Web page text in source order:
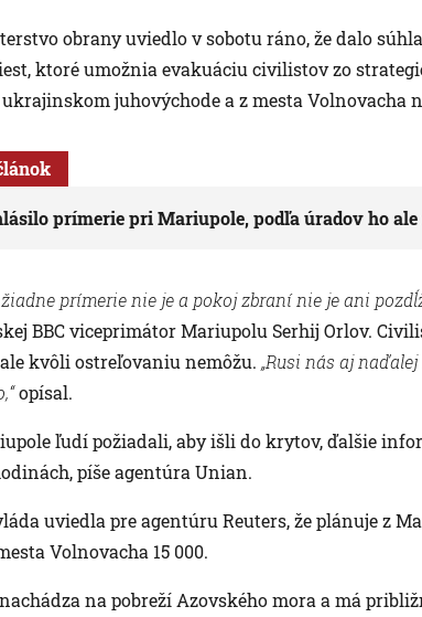
obrany uviedlo v sobotu ráno, že dalo
ktoré umožnia evakuáciu civilistov zo
juhovýchode a z mesta Volnovacha
prímerie pri Mariupole, podľa úradov ho
prímerie nie je a pokoj zbraní nie je ani
BBC viceprimátor Mariupolu Serhij Orlov.
kvôli ostreľovaniu nemôžu. „Rusi nás aj
opísal.
ľudí požiadali, aby išli do krytov, ďalšie
píše agentúra Unian.
uviedla pre agentúru Reuters, že plánuje z
Volnovacha 15 000.
na pobreží Azovského mora a má